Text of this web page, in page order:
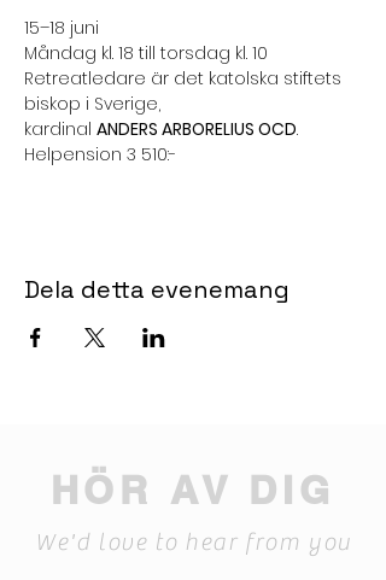
15–18 juni
Måndag kl. 18 till torsdag kl. 10
Retreatledare är det katolska stiftets
biskop i Sverige,
kardinal ANDERS ARBORELIUS OCD.
Helpension 3 510:-
Dela detta evenemang
HÖR AV DIG
We'd love to hear from you